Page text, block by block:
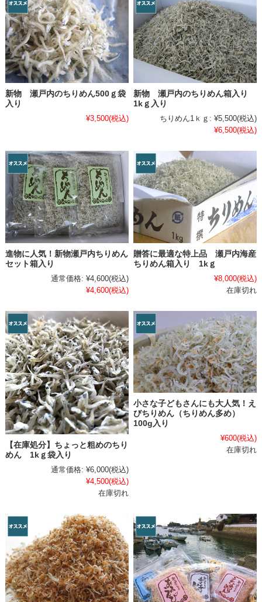
新物 瀬戸内のちりめん500ｇ袋
入り
¥3,500(税込)
新物 瀬戸内のちりめん箱入り
1kｇ入り
ちりめん1ｋｇ: ¥5,500(税込)
¥6,500(税込)
進物に人気！新物瀬戸内ちりめん
セット箱入り
通常価格: ¥4,600(税込)
¥4,600(税込)
贈答に最適な特上品 瀬戸内海産
ちりめん箱入り 1kｇ
¥8,000(税込)
在庫切れ
【在庫処分】ちょっと粗めのちり
めん 1kｇ袋入り
通常価格: ¥6,000(税込)
¥4,500(税込)
在庫切れ
小さな子どもさんにも大人気！え
びちりめん（ちりめん多め）
100g入り
¥600(税込)
在庫切れ